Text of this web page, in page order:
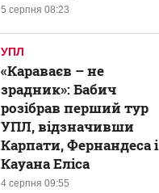
5 серпня 08:23
УПЛ
4 серпня 09:55
«Караваєв – не
зрадник»: Бабич
розібрав перший тур
УПЛ, відзначивши
Карпати, Фернандеса і
Кауана Еліса